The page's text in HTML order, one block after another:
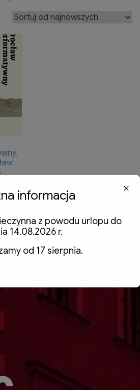
informacja
z powodu urlopu do
14.08.2026 r.
od 17 sierpnia.